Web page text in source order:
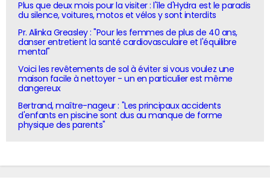
Plus que deux mois pour la visiter : l'île d'Hydra est le paradis
du silence, voitures, motos et vélos y sont interdits
Pr. Alinka Greasley : "Pour les femmes de plus de 40 ans,
danser entretient la santé cardiovasculaire et l'équilibre
mental"
Voici les revêtements de sol à éviter si vous voulez une
maison facile à nettoyer - un en particulier est même
dangereux
Bertrand, maître-nageur : "Les principaux accidents
d'enfants en piscine sont dus au manque de forme
physique des parents"